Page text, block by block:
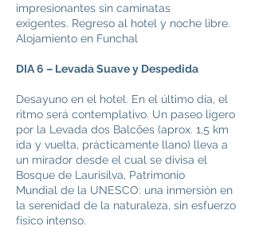
impresionantes sin caminatas
exigentes. Regreso al hotel y noche libre.
Alojamiento en Funchal
DIA 6 – Levada Suave y Despedida
Desayuno en el hotel. En el último día, el
ritmo será contemplativo. Un paseo ligero
por la Levada dos Balcões (aprox. 1,5 km
ida y vuelta, prácticamente llano) lleva a
un mirador desde el cual se divisa el
Bosque de Laurisilva, Patrimonio
Mundial de la UNESCO: una inmersión en
la serenidad de la naturaleza, sin esfuerzo
físico intenso.